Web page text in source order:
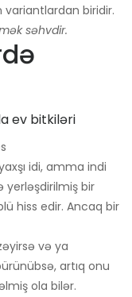
biridir.
səhvdir.
idi, amma indi
yerləşdirilmiş bir
hiss edir. Ancaq bir
və ya
artıq onu
ola bilər.